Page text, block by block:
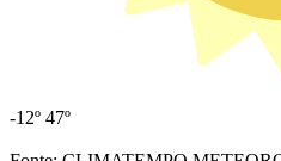
-12º 47º